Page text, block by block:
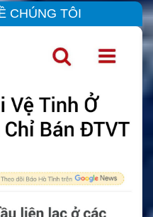
CHÚNG TÔI